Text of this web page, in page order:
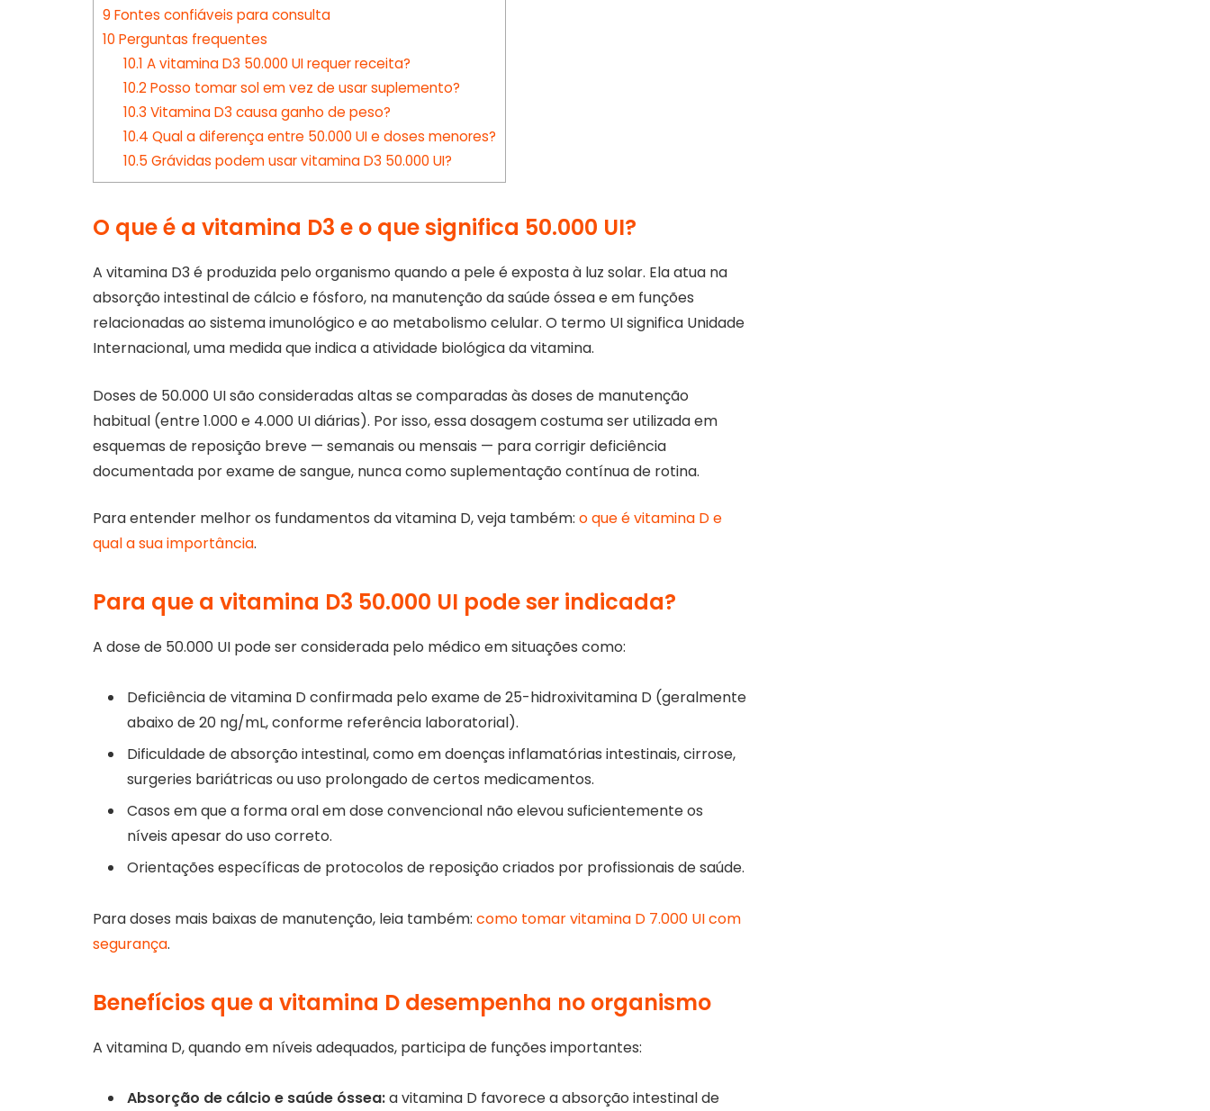
9 Fontes confiáveis para consulta
10 Perguntas frequentes
10.1 A vitamina D3 50.000 UI requer receita?
10.2Posso tomar sol em vez de usar suplemento?
10.3 Vitamina D3 causa ganho de peso?
10.4 Qual a diferença entre 50.000 UI e doses menores?
10.5 Grávidas podem usar vitamina D3 50.000 UI?
O que é a vitamina D3 e o que significa 50.000 UI?
A vitamina D3 é produzida pelo organismo quando a pele é exposta à luz solar. Ela atua na
absorção intestinal de cálcio e fósforo, na manutenção da saúde óssea e em funções
relacionadas ao sistema imunológico e ao metabolismo celular. O termo UI significa Unidade
Internacional, uma medida que indica a atividade biológica da vitamina.
Doses de 50.000 UI são consideradas altas se comparadas às doses de manutenção
habitual (entre 1.000 e 4.000 UI diárias). Por isso, essa dosagem costuma ser utilizada em
esquemas de reposição breve — semanais ou mensais — para corrigir deficiência
documentada por exame de sangue, nunca como suplementação contínua de rotina.
Para entender melhor os fundamentos da vitamina D, veja também: o que é vitamina D e
qual a sua importância.
Para que a vitamina D3 50.000 UI pode ser indicada?
A dose de 50.000 UI pode ser considerada pelo médico em situações como:
Deficiência de vitamina D confirmada pelo exame de 25-hidroxivitamina D (geralmente
abaixo de 20 ng/mL, conforme referência laboratorial).
Dificuldade de absorção intestinal, como em doenças inflamatórias intestinais, cirrose,
surgeries bariátricas ou uso prolongado de certos medicamentos.
Casos em que a forma oral em dose convencional não elevou suficientemente os
níveis apesar do uso correto.
Orientações específicas de protocolos de reposição criados por profissionais de saúde.
Para doses mais baixas de manutenção, leia também: como tomar vitamina D 7.000 UI com
segurança.
Benefícios que a vitamina D desempenha no organismo
A vitamina D, quando em níveis adequados, participa de funções importantes:
Absorção de cálcio e saúde óssea:a vitamina D favorece a absorção intestinal de